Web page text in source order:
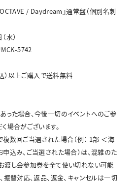
/ Daydream』通常盤（個別名刺
水）
5742
）以上ご購入で送料無料
た場合、今後一切のイベントへのご参
場合がございます。
数回ご当選された場合（例： 1部 ＜海
込み、ご当選された場合）は、混雑のた
渡し会参加券を全て使い切れない可能
振替対応、返品、返金、キャンセルは一切